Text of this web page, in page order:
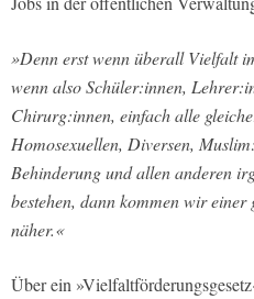
»Denn erst wenn überall Vielfalt
wenn also Schüler:innen,
Chirurg:innen, einfach alle
Homosexuellen, Diversen,
Behinderung und allen anderen
bestehen, dann kommen wir
näher.«
Über ein